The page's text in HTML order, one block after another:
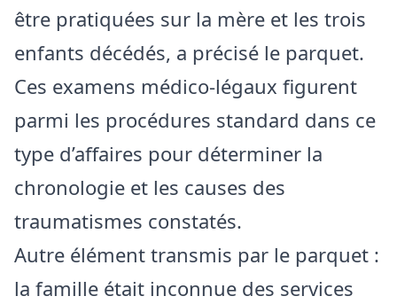
être pratiquées sur la mère et les trois
enfants décédés, a précisé le parquet.
Ces examens médico-légaux figurent
parmi les procédures standard dans ce
type d’affaires pour déterminer la
chronologie et les causes des
traumatismes constatés.
Autre élément transmis par le parquet :
la famille était inconnue des services